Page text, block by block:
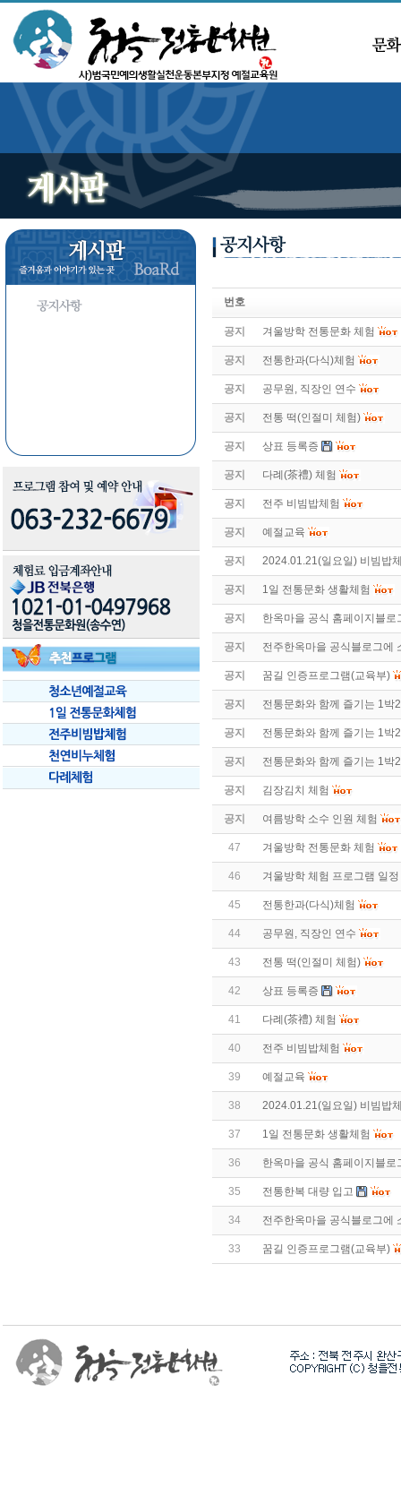
번호
공지 겨울방학 전통문화 체험
공지 전통한과(다식)체험
공지 공무원, 직장인 연수
공지 전통 떡(인절미 체험)
공지 상표 등록증
공지 다례(茶禮) 체험
공지 전주 비빔밥체험
공지 예절교육
공지 2024.01.21(일요일) 비빔밥
공지 1일 전통문화 생활체험
공지 한옥마을 공식 홈페이지블로
공지 전주한옥마을 공식블로그에
공지 꿈길 인증프로그램(교육부)
공지 전통문화와 함께 즐기는 1박
공지 전통문화와 함께 즐기는 1박
공지 전통문화와 함께 즐기는 1박
공지 김장김치 체험
공지 여름방학 소수 인원 체험
47 겨울방학 전통문화 체험
46 겨울방학 체험 프로그램 일정
45 전통한과(다식)체험
44 공무원, 직장인 연수
43 전통 떡(인절미 체험)
42 상표 등록증
41 다례(茶禮) 체험
40 전주 비빔밥체험
39 예절교육
38 2024.01.21(일요일) 비빔밥
37 1일 전통문화 생활체험
36 한옥마을 공식 홈페이지블로
35 전통한복 대량 입고
34 전주한옥마을 공식블로그에
33 꿈길 인증프로그램(교육부)